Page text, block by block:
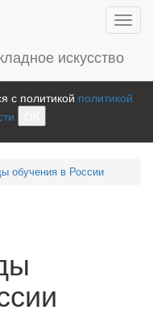
с политикой политикой
обучения в России